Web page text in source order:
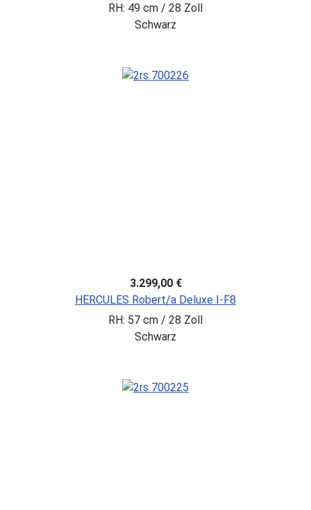
RH: 49 cm / 28 Zoll
Schwarz
3.299,00 €
HERCULES Robert/a Deluxe I-F8
RH: 57 cm / 28 Zoll
Schwarz